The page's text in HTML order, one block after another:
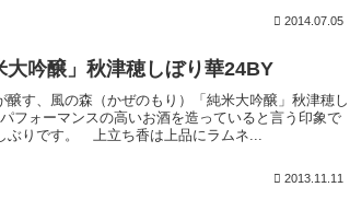
2014.07.05
吟醸」秋津穂しぼり華24BY
す、風の森（かぜのもり）「純米大吟醸」秋津穂し
フォーマンスの高いお酒を造っていると言う印象で
ぶりです。 上立ち香は上品にラムネ...
2013.11.11